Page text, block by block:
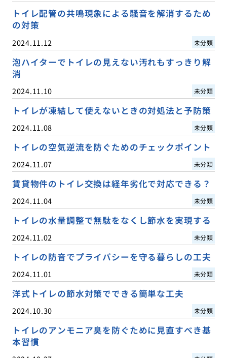
トイレ配管の共鳴現象による騒音を解消するため
の対策
2024.11.12 未分類
泡ハイターでトイレの見えない汚れもすっきり解
消
2024.11.10 未分類
トイレが凍結して使えないときの対処法と予防策
2024.11.08 未分類
トイレの空気逆流を防ぐためのチェックポイント
2024.11.07 未分類
賃貸物件のトイレ交換は経年劣化で対応できる？
2024.11.04 未分類
トイレの水量調整で無駄をなくし節水を実現する
2024.11.02 未分類
トイレの防音でプライバシーを守る暮らしの工夫
2024.11.01 未分類
洋式トイレの節水対策でできる簡単な工夫
2024.10.30 未分類
トイレのアンモニア臭を防ぐために見直すべき基
本習慣